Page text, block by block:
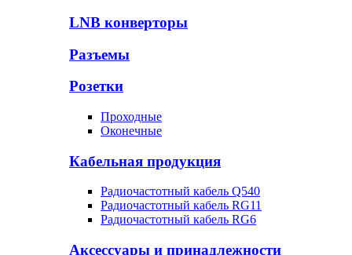
LNB конверторы
Разъемы
Розетки
Проходные
Оконечные
Кабельная продукция
Радиочастотный кабель Q540
Радиочастотный кабель RG11
Радиочастотный кабель RG6
Аксессуары и принадлежности